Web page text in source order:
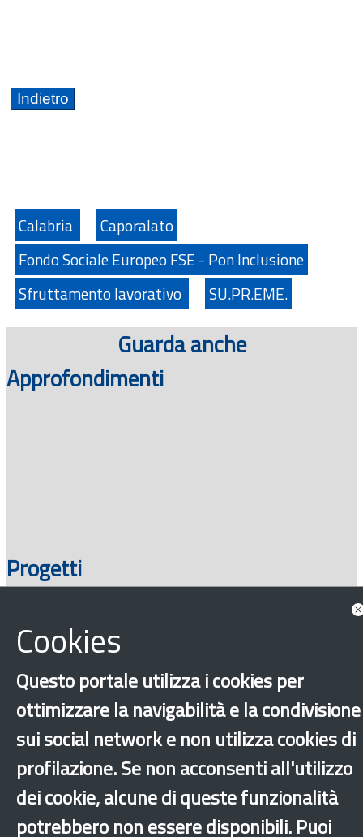
Calabria
Caporalato
Fondo Sociale Europeo FSE - Pon Inclusione
Sfruttamento lavorativo
SU.PR.EME.
Guarda anche
Approfondimenti
Progetti
×
Cookies
Questo portale utilizza i cookies per
ottimizzare la navigabilità e la condivisione
sui social network e non utilizza cookies di
profilazione. Se non acconsenti all'utilizzo
dei cookie, alcune di queste funzionalità
potrebbero non essere disponibili. Puoi
Dichiarazione di accessibilità Mappa del sito Legal & Privacy Contatti